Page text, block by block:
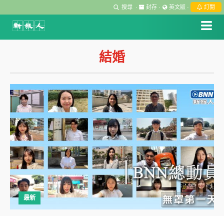
搜尋 · 封存 · 英文版 · 訂閱
結婚
最新